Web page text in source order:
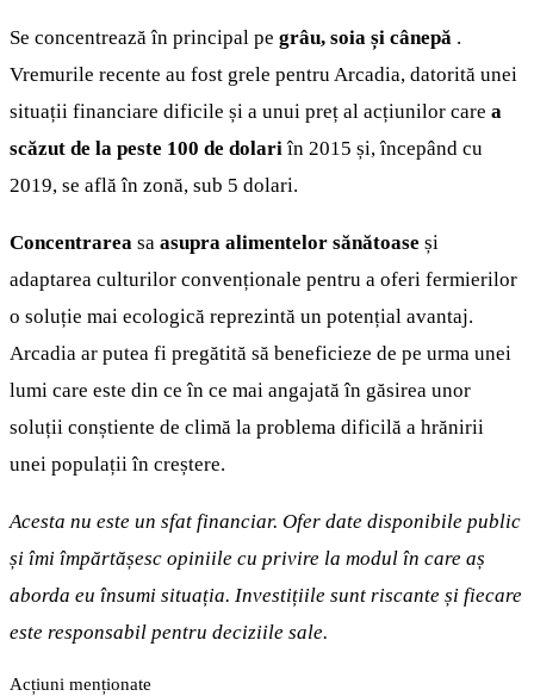
Se concentrează în principal pe grâu, soia și cânepă .
Vremurile recente au fost grele pentru Arcadia, datorită unei
situații financiare dificile și a unui preț al acțiunilor care a
scăzut de la peste 100 de dolariîn 2015 și, începând cu
2019, se află în zonă, sub 5 dolari.
Concentrarea sa asupra alimentelor sănătoase și
adaptarea culturilor convenționale pentru a oferi fermierilor
o soluție mai ecologică reprezintă un potențial avantaj.
Arcadia ar putea fi pregătită să beneficieze de pe urma unei
lumi care este din ce în ce mai angajată în găsirea unor
soluții conștiente de climă la problema dificilă a hrănirii
unei populații în creștere.
Acesta nu este un sfat financiar. Ofer date disponibile public
și îmi împărtășesc opiniile cu privire la modul în care aș
aborda eu însumi situația. Investițiile sunt riscante și fiecare
este responsabil pentru deciziile sale.
Acțiuni menționate